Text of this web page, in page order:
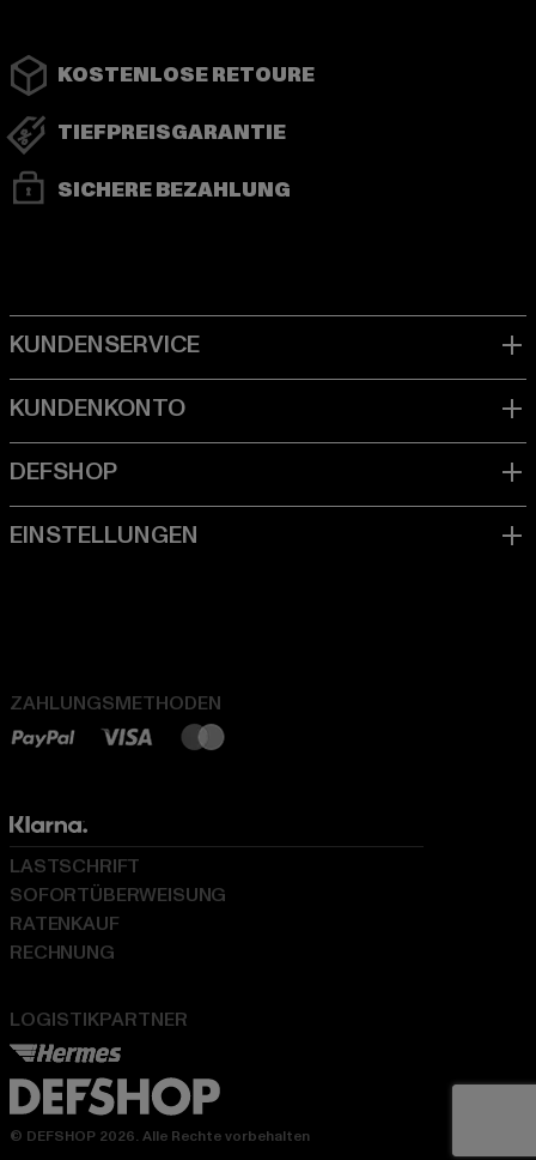
KOSTENLOSE RETOURE
TIEFPREISGARANTIE
SICHERE BEZAHLUNG
ZAHLUNGSMETHODEN
LOGISTIKPARTNER
LASTSCHRIFT
SOFORTÜBERWEISUNG
RATENKAUF
RECHNUNG
© DEFSHOP 2026. Alle Rechte vorbehalten